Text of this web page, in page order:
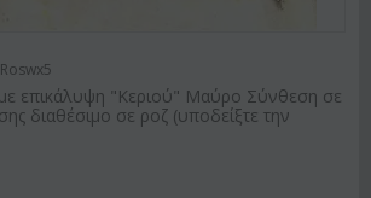
Roswx5
επικάλυψη "Κεριού" Μαύρο Σύνθεση σε
διαθέσιμο σε ροζ (υποδείξτε την